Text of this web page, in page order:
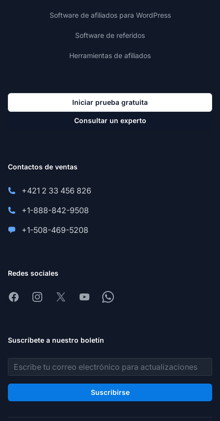
Software de afiliados para WordPress
Software de referidos
Herramientas de afiliados
Iniciar prueba gratuita
Consultar un experto
Contactos de ventas
+421 2 33 456 826
+1-888-842-9508
+1-508-469-5208
Redes sociales
FacebookInstagram
X YoutubeWhatsapp
Suscríbete a nuestro boletín
Dirección de correo electrónico
Suscribirse